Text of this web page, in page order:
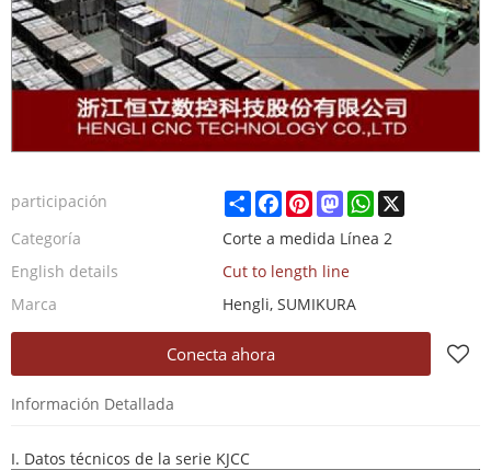
participación ShareFacebook
PinterestMastodonWhatsApp
X
Categoría
Corte a medida Línea 2
English details
Cut to length line
Marca
Hengli, SUMIKURA
Conecta ahora
Información Detallada
I. Datos técnicos de la serie KJCC